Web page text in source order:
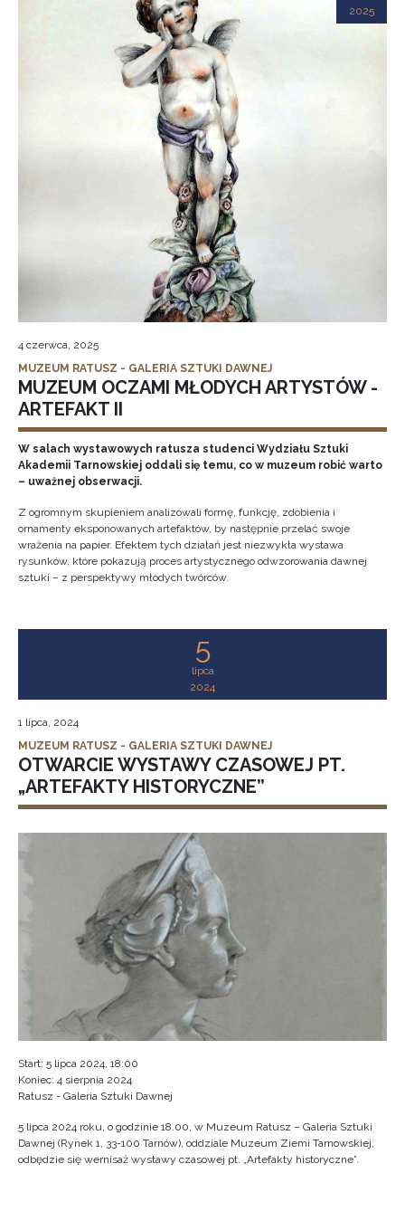
2025
4 czerwca, 2025
MUZEUM RATUSZ - GALERIA SZTUKI DAWNEJ
MUZEUM OCZAMI MŁODYCH ARTYSTÓW -
ARTEFAKT II
W salach wystawowych ratusza studenci Wydziału Sztuki
Akademii Tarnowskiej oddali się temu, co w muzeum robić warto
– uważnej obserwacji.
Z ogromnym skupieniem analizowali formę, funkcję, zdobienia i
ornamenty eksponowanych artefaktów, by następnie przelać swoje
wrażenia na papier. Efektem tych działań jest niezwykła wystawa
rysunków, które pokazują proces artystycznego odwzorowania dawnej
sztuki – z perspektywy młodych twórców.
5
lipca
2024
1 lipca, 2024
MUZEUM RATUSZ - GALERIA SZTUKI DAWNEJ
OTWARCIE WYSTAWY CZASOWEJ PT.
„ARTEFAKTY HISTORYCZNE”
Start: 5 lipca 2024, 18:00
Koniec: 4 sierpnia 2024
Ratusz - Galeria Sztuki Dawnej
5 lipca 2024 roku, o godzinie 18.00, w Muzeum Ratusz – Galeria Sztuki
Dawnej (Rynek 1, 33-100 Tarnów), oddziale Muzeum Ziemi Tarnowskiej,
odbędzie się wernisaż wystawy czasowej pt. „Artefakty historyczne”.